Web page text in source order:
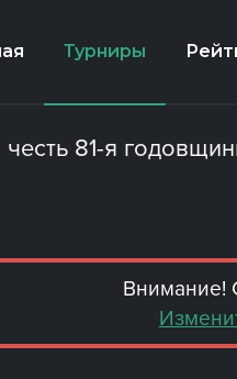
Турниры
честь 81-я
Внимание!